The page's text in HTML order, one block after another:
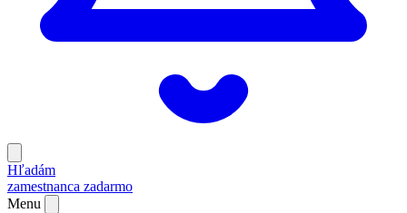
Hľadám
zamestnanca zadarmo
Menu